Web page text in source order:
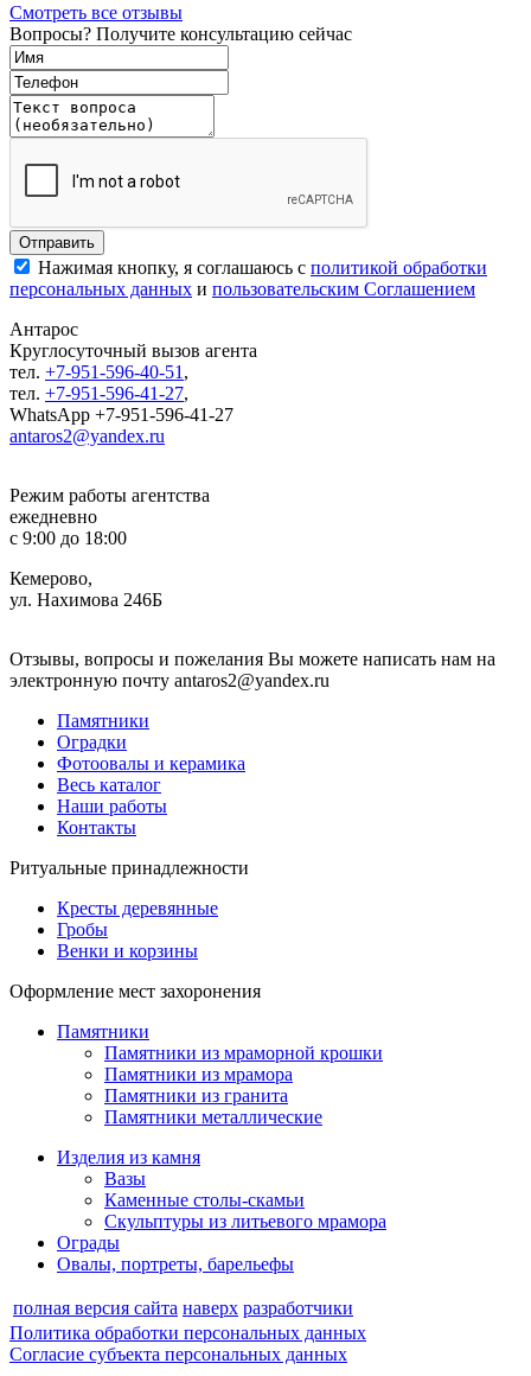
Смотреть все отзывы
Вопросы? Получите консультацию сейчас
Нажимая кнопку, я соглашаюсь с политикой обработки
персональных данных и пользовательским Соглашением
Антарос
Круглосуточный вызов агента
тел. +7-951-596-40-51 ,
тел. +7-951-596-41-27,
WhatsApp +7-951-596-41-27
antaros2@yandex.ru
Режим работы агентства
ежедневно
с 9:00 до 18:00
Кемерово,
ул. Нахимова 246Б
Отзывы, вопросы и пожелания Вы можете написать нам на
электронную почту antaros2@yandex.ru
Памятники
Оградки
Фотоовалы и керамика
Весь каталог
Наши работы
Контакты
Ритуальные принадлежности
Кресты деревянные
Гробы
Венки и корзины
Оформление мест захоронения
Памятники
Памятники из мраморной крошки
Памятники из мрамора
Памятники из гранита
Памятники металлические
Изделия из камня
Вазы
Каменные столы-скамьи
Скульптуры из литьевого мрамора
Ограды
Овалы, портреты, барельефы
полная версия сайта наверх разработчики
Политика обработки персональных данных
Согласие субъекта персональных данных